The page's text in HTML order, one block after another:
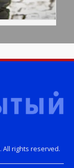
Copyright © Открытый телеканал. תנועת הערבות. All rights reserved.